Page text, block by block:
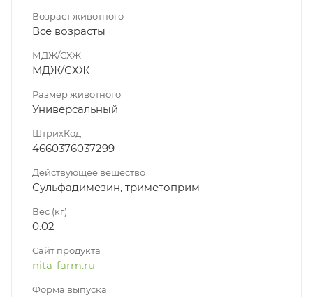
Возраст животного
Все возрасты
МДЖ/СХЖ
МДЖ/СХЖ
Размер животного
Универсальный
ШтрихКод
4660376037299
Действующее вещество
Сульфадимезин, триметоприм
Вес (кг)
0.02
Сайт продукта
nita-farm.ru
Форма выпуска